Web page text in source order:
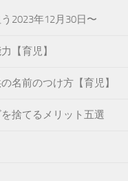
う2023年12月30日〜
【育児】
名前のつけ方【育児】
を捨てるメリット五選